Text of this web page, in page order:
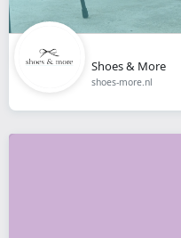
Shoes & More
shoes-more.nl